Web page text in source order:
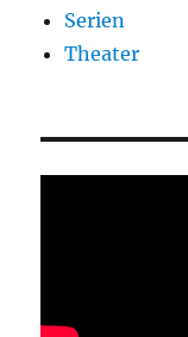
Serien
Theater